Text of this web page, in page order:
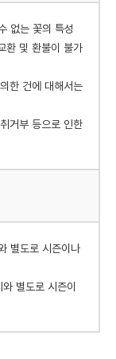
없는 꽃의 특성
환 및 환불이 불가
한 건에 대해서는
거부 등으로 인한
별도로 시즌이나
별도로 시즌이